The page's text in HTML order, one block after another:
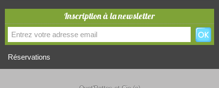
Inscription à la newsletter
Réservations